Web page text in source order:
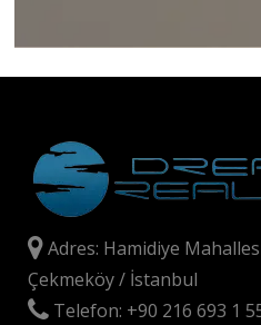
Adres: Hamidiye
Çekmeköy / İstanbul
Telefon: +90 216 693 1